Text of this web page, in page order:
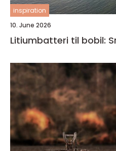
inspiration
10. June 2026
Litiumbatteri til bobil: